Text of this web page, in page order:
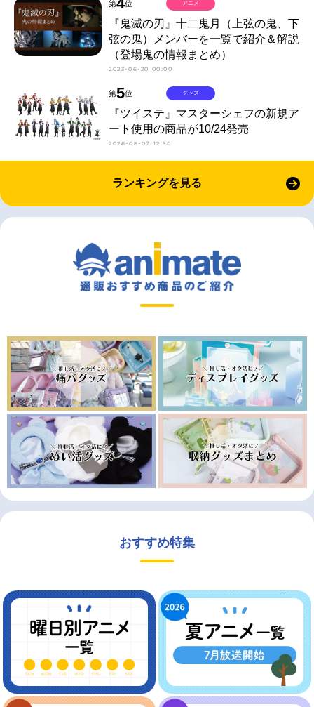
第 位
『鬼滅の刃』十二鬼月（上弦の鬼、下
弦の鬼）メンバーを一覧で紹介＆解説
（登場鬼の情報まとめ）
2023-06-20 00:00
アニメ
第5位
『ツイステ』マスターシェフの新規ア
ート使用の商品が10/24発売
2026-08-07 12:50
グッズ
ランキングを見る
おすすめ特集